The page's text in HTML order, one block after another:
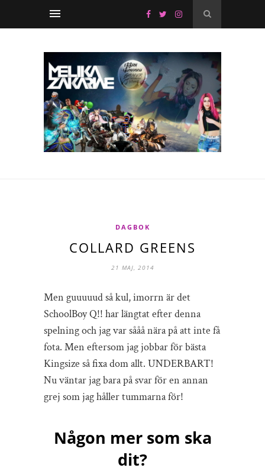
DAGBOK
COLLARD GREENS
21 MAJ, 2014
Men guuuuud så kul, imorrn är det
SchoolBoy Q!! har längtat efter denna
spelning och jag var sååå nära på att inte få
fota. Men eftersom jag jobbar för bästa
Kingsize så fixa dom allt. UNDERBART!
Nu väntar jag bara på svar för en annan
grej som jag håller tummarna för!
Någon mer som ska
dit?